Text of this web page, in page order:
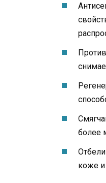
более
коже и